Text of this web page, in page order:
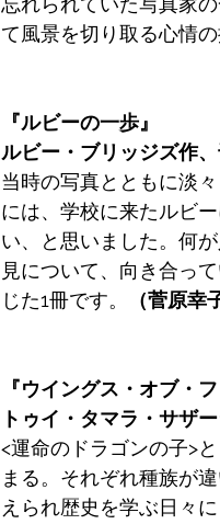
て風景を切り取る心情の
『ルビーの一歩』
ルビー・ブリッジズ作
当時の写真とともに淡
には、学校に来たルビ
い、と思いました。何
見について、向き合っ
じた1冊です。
（菅原幸
『ウイングス・オブ・
トゥイ・タマラ・サザ
<運命のドラゴンの子>
まる。それぞれ種族が
えられ歴史を学ぶ日々